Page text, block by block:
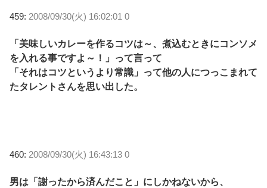
459: 2008/09/30(火) 16:02:01 0
「美味しいカレーを作るコツは～、煮込むときにコンソメ
を入れる事ですよ～！」って言って
「それはコツというより常識」って他の人につっこまれて
たタレントさんを思い出した。
460: 2008/09/30(火) 16:43:13 0
男は「謝ったから済んだこと」にしかねないから、